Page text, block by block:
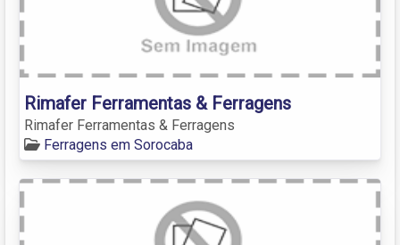
Rimafer Ferramentas & Ferragens
Rimafer Ferramentas & Ferragens
Ferragens em Sorocaba